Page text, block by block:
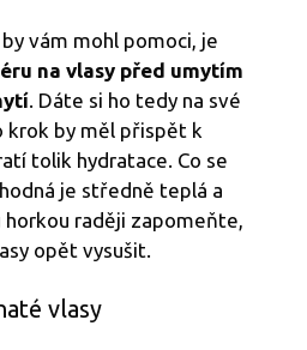
vám mohl pomoci, je
na vlasy před umytím
. Dáte si ho tedy na své
krok by měl přispět k
tolik hydratace. Co se
je středně teplá a
horkou raději zapomeňte,
opět vysušit.
vlasy